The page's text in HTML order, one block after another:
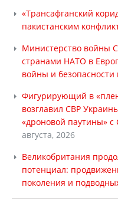
«Трансафганский
пакистанским
Министерство войны
странами НАТО в
войны и безопасности
Фигурирующий в
возглавил СВР
«дроновой паутины»
августа, 2026
Великобритания
потенциал:
поколения и